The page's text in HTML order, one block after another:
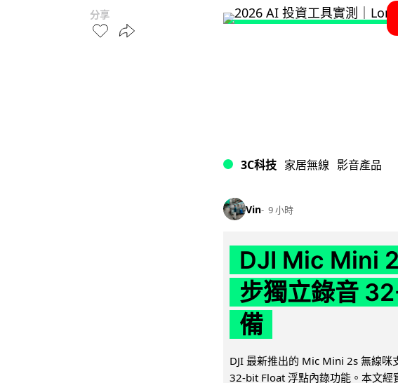
分享
3C科技 家居無線 影音產品
Vin 9 小時
DJI Mic Mini
步獨立錄音
備
DJI 最新推出的 Mic Mini 2s 無線
32-bit Float 浮點內錄功能。本文經